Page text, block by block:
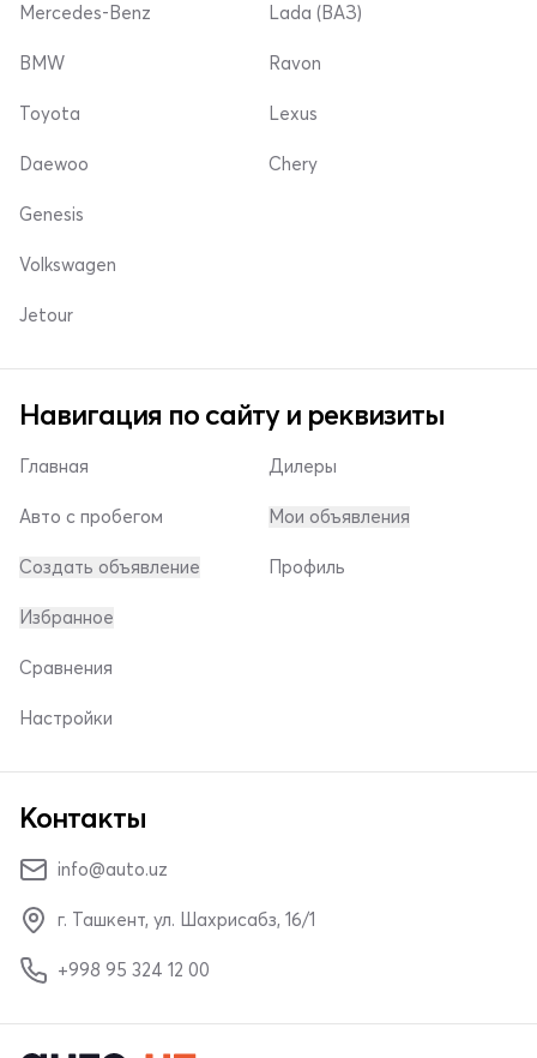
Mercedes-Benz Lada (ВАЗ)
BMW
Toyota
Daewoo
Ravon
Lexus
Chery
Genesis
Volkswagen
Jetour
Навигация по сайту и реквизиты
Главная
Авто с пробегом
Создать объявление
Дилеры
Мои объявления
Профиль
Избранное
Сравнения
Настройки
Контакты
info@auto.uz
г. Ташкент, ул. Шахрисабз, 16/1
+998 95 324 12 00